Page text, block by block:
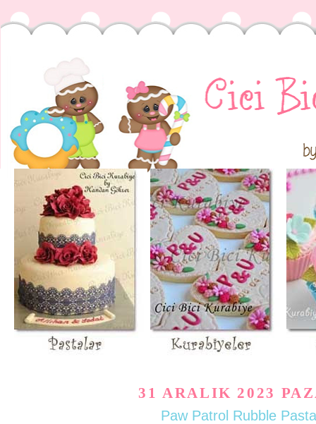
31 ARALIK 2023
Paw Patrol Rubble